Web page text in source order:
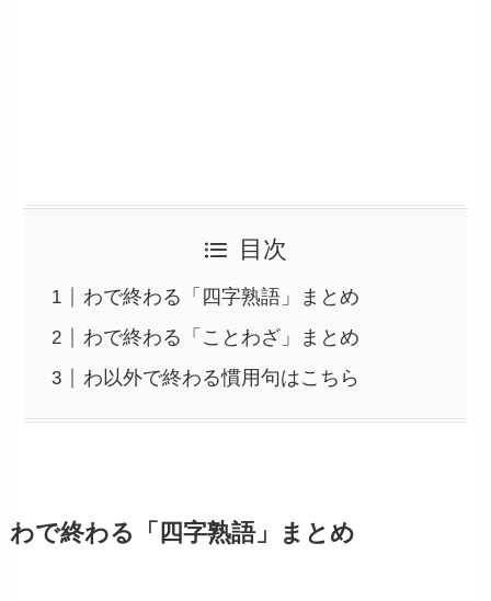
目次
わで終わる「四字熟語」まとめ
わで終わる「ことわざ」まとめ
わ以外で終わる慣用句はこちら
わで終わる「四字熟語」まとめ